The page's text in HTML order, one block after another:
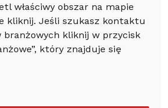
właściwy obszar na mapie
kliknij. Jeśli szukasz kontaktu
branżowych kliknij w przycisk
który znajduje się